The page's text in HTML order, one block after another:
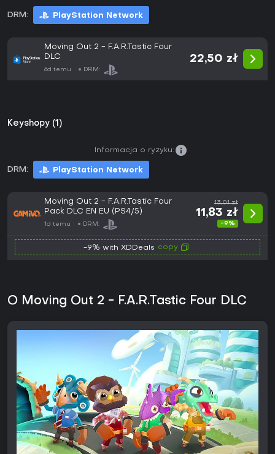
DRM: PlayStation Network
Moving Out 2 - F.A.R.Tastic Four
DLC
6d temu DRM:
22,50 zł
Keyshopy (1)
DRM: PlayStation Network
Informacja o ryzyku:
Moving Out 2 - F.A.R.Tastic Four
Pack DLC EN EU (PS4/5)
1d temu DRM:
13,01 zł
11,83 zł
-9%
-9% with XDDeals copy
O Moving Out 2 - F.A.R.Tastic Four DLC